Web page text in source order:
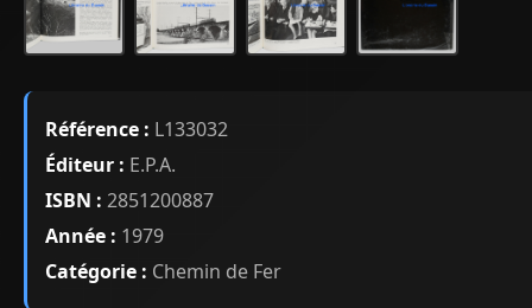
Référence : L133032
Éditeur : E.P.A.
ISBN : 2851200887
Année : 1979
Catégorie : Chemin de Fer